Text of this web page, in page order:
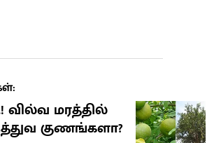
மரத்தில்
குணங்களா?